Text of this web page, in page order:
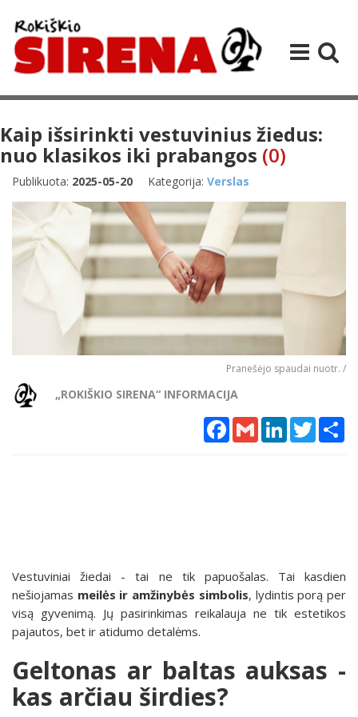
Kaip išsirinkti vestuvinius žiedus:
nuo klasikos iki prabangos (0)
Publikuota: 2025-05-20 Kategorija: Verslas
Pranešėjo spaudai nuotr. /
„ROKIŠKIO SIRENA“ INFORMACIJA
Facebook
Gmail LinkedInTwitter
Vestuviniai žiedai - tai ne tik papuošalas. Tai kasdien
nešiojamas meilės ir amžinybės simbolis, lydintis porą per
visą gyvenimą. Jų pasirinkimas reikalauja ne tik estetikos
pajautos, bet ir atidumo detalėms.
Geltonas ar baltas auksas -
kas arčiau širdies?